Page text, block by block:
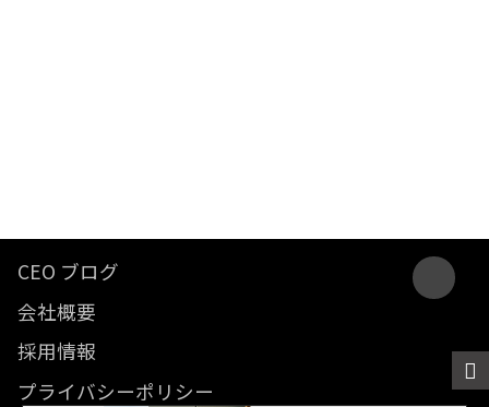
CEO ブログ
会社概要
採用情報
プライバシーポリシー